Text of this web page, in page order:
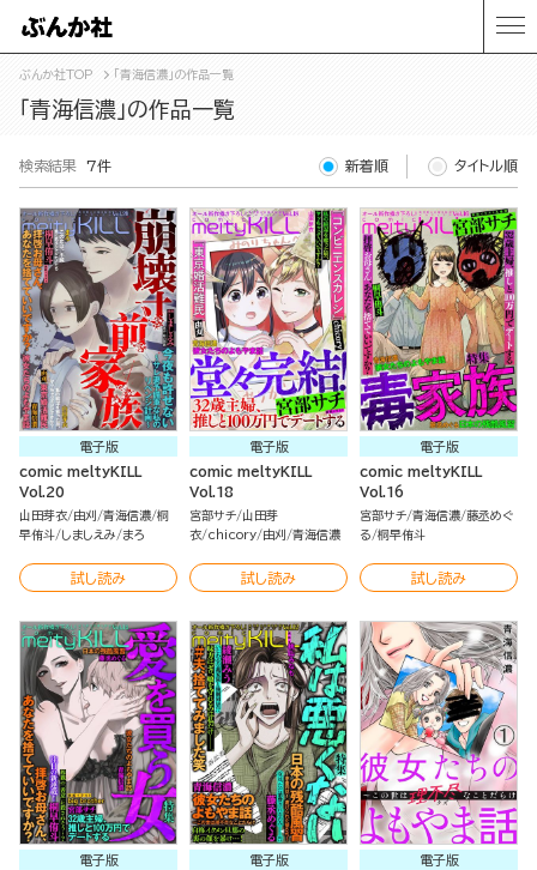
ぶんか社TOP 「青海信濃」の作品一覧
「青海信濃」の作品一覧
検索結果 7件 新着順 タイトル順
電子版
comic meltyKILL
Vol.20
山田芽衣 由刈 青海信濃 桐
早侑斗 しましえみ まろ
試し読み
電子版
comic meltyKILL
Vol.18
宮部サチ 山田芽
衣 chicory 由刈 青海信濃
試し読み
電子版
comic meltyKILL
Vol.16
宮部サチ 青海信濃 藤丞めぐ
る 桐早侑斗
試し読み
電子版
電子版
電子版